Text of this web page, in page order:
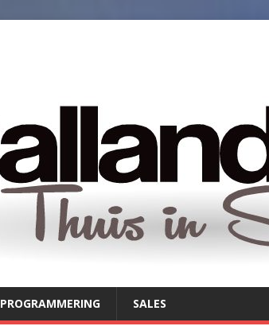
PROGRAMMERING SALES